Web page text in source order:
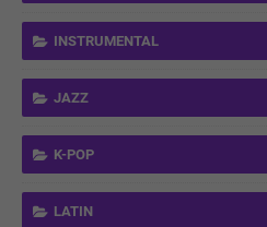
INSTRUMENTAL
JAZZ
K-POP
LATIN